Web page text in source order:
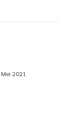
2021
(6000 mAh) lebih